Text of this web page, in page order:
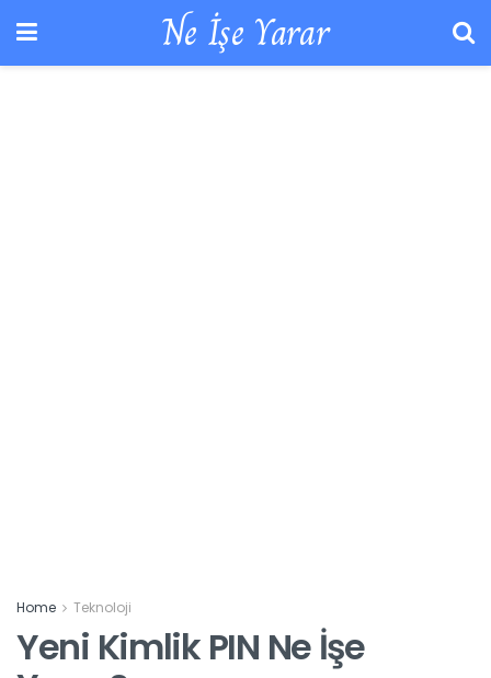
Ne İşe Yarar
Home Teknoloji
Yeni Kimlik PIN Ne İşe